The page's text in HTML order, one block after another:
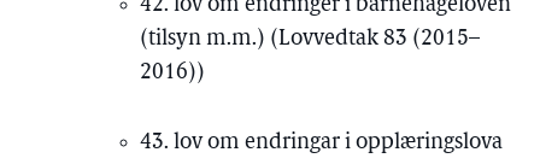
42. lov om endringer i barnehageloven
(tilsyn m.m.) (Lovvedtak 83 (2015–
2016))
43. lov om endringar i opplæringslova